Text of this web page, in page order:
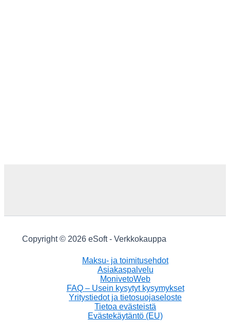
Copyright © 2026 eSoft - Verkkokauppa
Maksu- ja toimitusehdot
Asiakaspalvelu
MonivetoWeb
FAQ – Usein kysytyt kysymykset
Yritystiedot ja tietosuojaseloste
Tietoa evästeistä
Evästekäytäntö (EU)